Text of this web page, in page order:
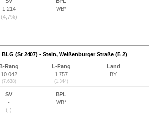
1.214
(4,7%)
WB*
(St 2407) - Stein, Weißenburger Straße (B 2)
B-Rang
10.042
(7.638)
L-Rang
1.757
(1.344)
Land
BY
SV
-
(-)
BPL
WB*